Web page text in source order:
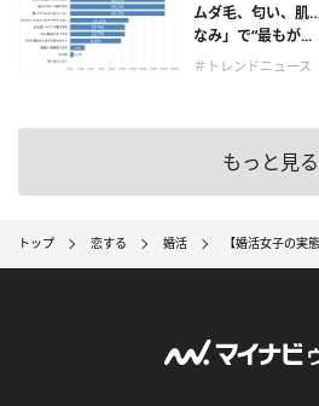
ムダ毛、匂い、肌
なみ」で“最もが...
＃トレンドニュース
もっと見る
トップ 恋する 婚活 【婚活女子の